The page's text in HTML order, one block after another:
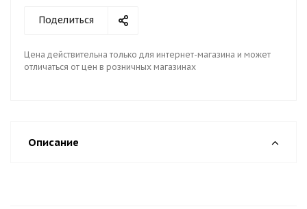
Поделиться
Цена действительна только для интернет-магазина и может
отличаться от цен в розничных магазинах
Описание